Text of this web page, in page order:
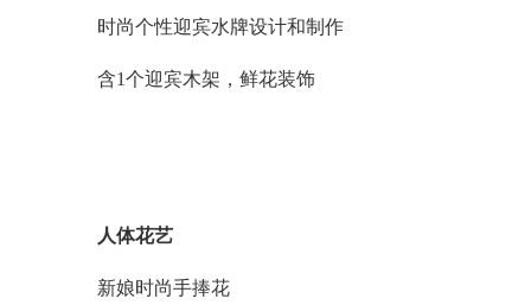
时尚个性迎宾水牌设计和制作
含1个迎宾木架，鲜花装饰
人体花艺
新娘时尚手捧花